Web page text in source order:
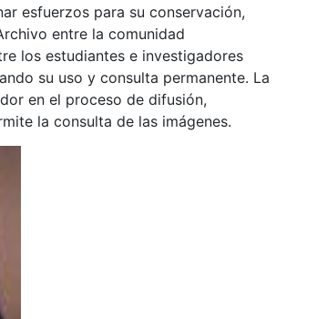
esfuerzos para su conservación,
entre la comunidad
los estudiantes e investigadores
su uso y consulta permanente. La
en el proceso de difusión,
la consulta de las imágenes.